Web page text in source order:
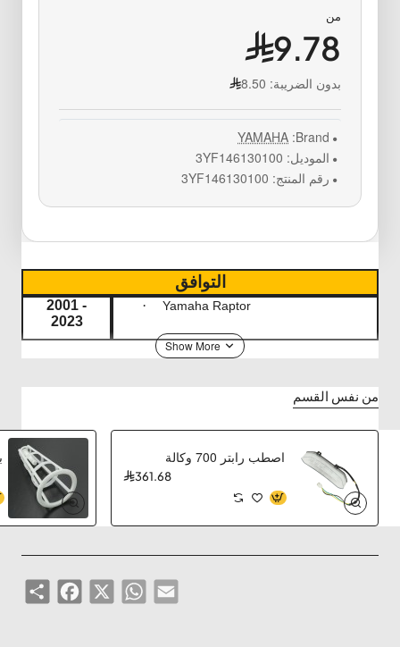
من
9.78
بدون الضريبة: 8.50
Brand:
YAMAHA
الموديل: 3YF146130100
رقم المنتج: 3YF146130100
التوافق
· Yamaha Raptor
2001 -
2023
من نفس القسم
اصطب رابتر 700 وكالة
361.68
Share
Facebook X
WhatsApp Email